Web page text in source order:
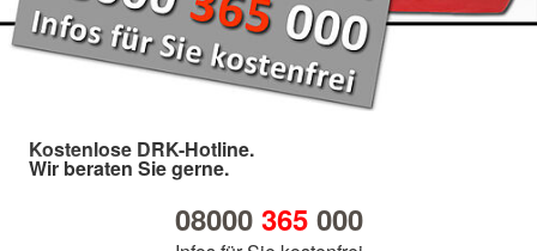
Kostenlose DRK-Hotline.
Wir beraten Sie gerne.
08000 365000